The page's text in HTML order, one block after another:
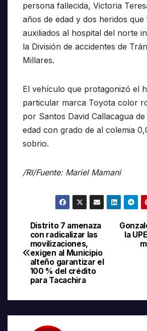
persona fallecida, Victoria
años de edad y dos heridos
auxiliados al hospital del norte
la División de accidentes de
Millares.
El vehículo que protagonizó el
particular marca Toyota color
por Santos David Callacagua
edad con grado de al colemia
sobrio.
/RI/Fuente: Mariel Mamani
Navegación
de
entradas
la
Distrito 7 amenaza
con radicalizar las
movilizaciones,
exigen al Municipio
alteño garantizar el
100 % del crédito
para Tacachira